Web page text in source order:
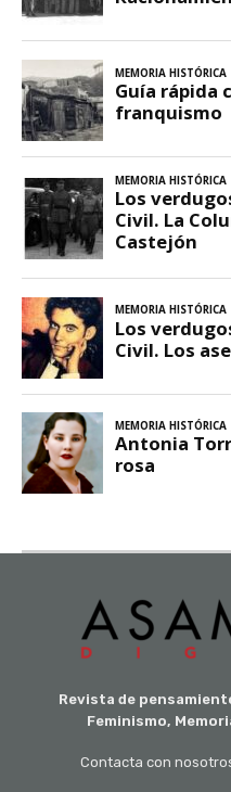
Revista de
Feminismo,
Contacta con